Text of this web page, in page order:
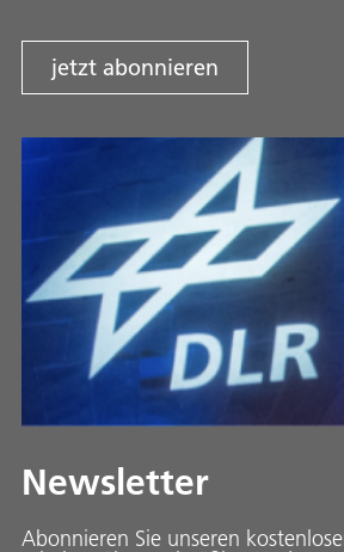
jetzt abonnieren
Newsletter
Abonnieren Sie unseren